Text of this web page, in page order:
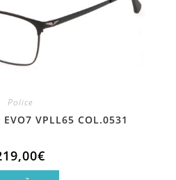
Police
VPLL65 COL.0531
€